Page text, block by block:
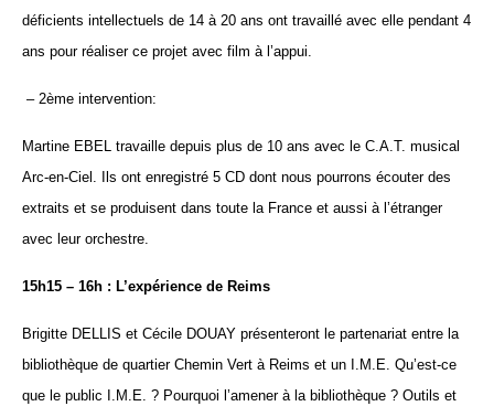
déficients intellectuels de 14 à 20 ans ont travaillé avec elle pendant 4
ans pour réaliser ce projet avec film à l’appui.
– 2ème intervention:
Martine EBEL travaille depuis plus de 10 ans avec le C.A.T. musical
Arc-en-Ciel. Ils ont enregistré 5 CD dont nous pourrons écouter des
extraits et se produisent dans toute la France et aussi à l’étranger
avec leur orchestre.
15h15 – 16h : L’expérience de Reims
Brigitte DELLIS et Cécile DOUAY présenteront le partenariat entre la
bibliothèque de quartier Chemin Vert à Reims et un I.M.E. Qu’est-ce
que le public I.M.E. ? Pourquoi l’amener à la bibliothèque ? Outils et